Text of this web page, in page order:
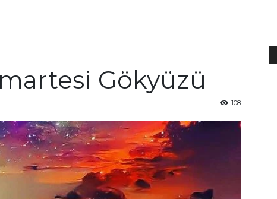
Muratoğlu
Gökyüzü
108